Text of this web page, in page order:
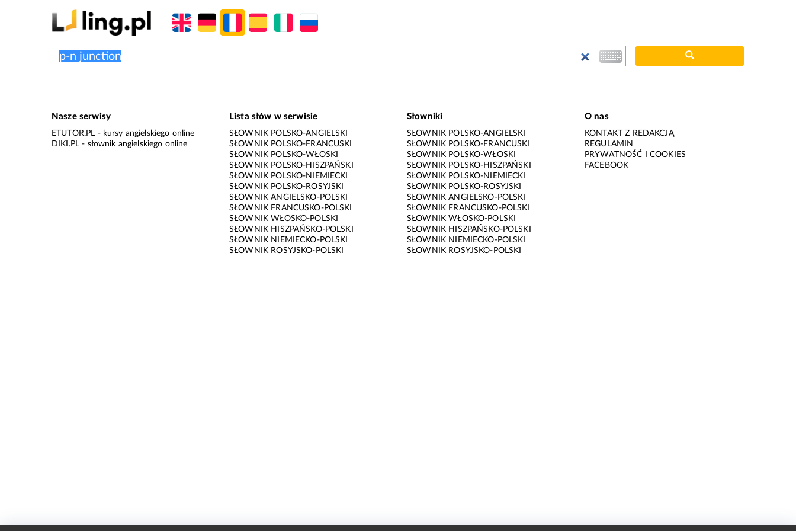
Nasze serwisy
ETUTOR.PL - kursy angielskiego online
DIKI.PL - słownik angielskiego online
Lista słów w serwisie
SŁOWNIK POLSKO-ANGIELSKI
SŁOWNIK POLSKO-FRANCUSKI
SŁOWNIK POLSKO-WŁOSKI
SŁOWNIK POLSKO-HISZPAŃSKI
SŁOWNIK POLSKO-NIEMIECKI
SŁOWNIK POLSKO-ROSYJSKI
SŁOWNIK ANGIELSKO-POLSKI
SŁOWNIK FRANCUSKO-POLSKI
SŁOWNIK WŁOSKO-POLSKI
SŁOWNIK HISZPAŃSKO-POLSKI
SŁOWNIK NIEMIECKO-POLSKI
SŁOWNIK ROSYJSKO-POLSKI
Słowniki
SŁOWNIK POLSKO-ANGIELSKI
SŁOWNIK POLSKO-FRANCUSKI
SŁOWNIK POLSKO-WŁOSKI
SŁOWNIK POLSKO-HISZPAŃSKI
SŁOWNIK POLSKO-NIEMIECKI
SŁOWNIK POLSKO-ROSYJSKI
SŁOWNIK ANGIELSKO-POLSKI
SŁOWNIK FRANCUSKO-POLSKI
SŁOWNIK WŁOSKO-POLSKI
SŁOWNIK HISZPAŃSKO-POLSKI
SŁOWNIK NIEMIECKO-POLSKI
SŁOWNIK ROSYJSKO-POLSKI
O nas
KONTAKT Z REDAKCJĄ
REGULAMIN
PRYWATNOŚĆ I COOKIES
FACEBOOK